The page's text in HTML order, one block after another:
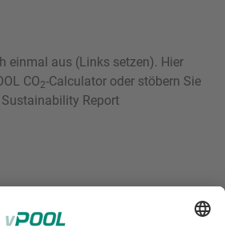
einmal aus (Links setzen). Hier
CO2-Calculator oder stöbern Sie
Sustainability Report